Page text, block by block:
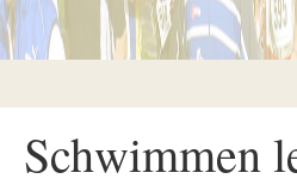
Baseball
Gesundheit
Schwimmen